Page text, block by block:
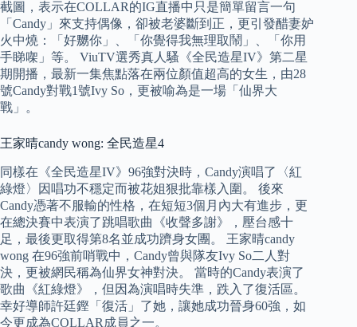
截圖，表示在COLLAR的IG直播中只是簡單留言一句
「Candy」來支持偶像，卻被老婆斷到正，更引發醋妻妒
火中燒：「好嬲你」、「你覺得我無理取鬧」、「你用
手睇㗎」等。 ViuTV選秀真人騷《全民造星IV》第二星
期開播，最新一集焦點落在兩位顏值超高的女生，由28
號Candy對戰1號Ivy So，更被喻為是一場「仙界大
戰」。
王家晴candy wong: 全民造星4
同樣在《全民造星IV》96強對決時，Candy演唱了〈紅
綠燈〉因唱功不穩定而被花姐狠批靠樣入圍。 後來
Candy憑著不服輸的性格，在短短3個月內大有進步，更
在總決賽中表演了跳唱歌曲《收聲多謝》，壓台感十
足，最後更取得第8名並成功躋身女團。 王家晴candy
wong 在96強前哨戰中，Candy曾與隊友Ivy So二人對
決，更被網民稱為仙界女神對決。 當時的Candy表演了
歌曲《紅綠燈》，但因為演唱時失準，跌入了復活區。
幸好導師許廷鏗「復活」了她，讓她成功晉身60強，如
今更成為COLLAR成員之一。